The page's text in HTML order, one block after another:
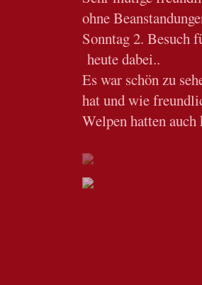
ohne
Sonntag 2.
heute dabei..
Es war schön zu
hat und wie
Welpen hatten